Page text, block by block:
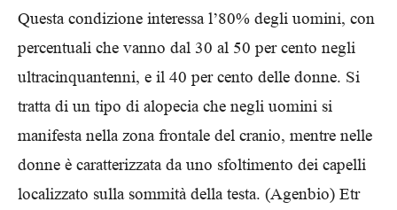
Questa condizione interessa l’80% degli uomini, con
percentuali che vanno dal 30 al 50 per cento negli
ultracinquantenni, e il 40 per cento delle donne. Si
tratta di un tipo di alopecia che negli uomini si
manifesta nella zona frontale del cranio, mentre nelle
donne è caratterizzata da uno sfoltimento dei capelli
localizzato sulla sommità della testa. (Agenbio) Etr